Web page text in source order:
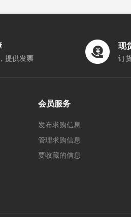
提供发票
现
订
会员服务
发布求购信息
管理求购信息
要收藏的信息